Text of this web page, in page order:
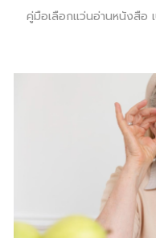
คู่มือเลือกแว่นอ่านหนังสือ